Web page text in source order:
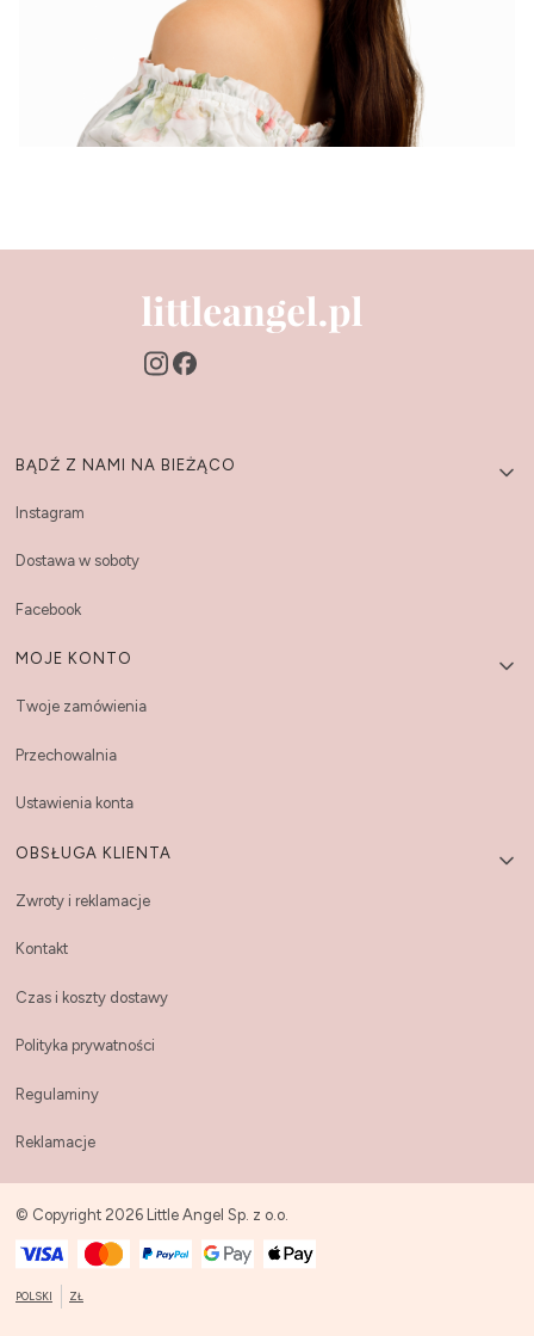
Linki w stopce
BĄDŹ Z NAMI NA BIEŻĄCO
Instagram
Dostawa w soboty
Facebook
MOJE KONTO
Twoje zamówienia
Przechowalnia
Ustawienia konta
OBSŁUGA KLIENTA
Zwroty i reklamacje
Kontakt
Czas i koszty dostawy
Polityka prywatności
Regulaminy
Reklamacje
© Copyright 2026 Little Angel Sp. z o.o.
POLSKI ZŁ